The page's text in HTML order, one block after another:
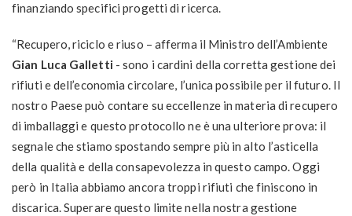
finanziando specifici progetti di ricerca.
“Recupero, riciclo e riuso – afferma il Ministro dell’Ambiente
Gian Luca Galletti - sono i cardini della corretta gestione dei
rifiuti e dell’economia circolare, l’unica possibile per il futuro. Il
nostro Paese può contare su eccellenze in materia di recupero
di imballaggi e questo protocollo ne è una ulteriore prova: il
segnale che stiamo spostando sempre più in alto l’asticella
della qualità e della consapevolezza in questo campo. Oggi
però in Italia abbiamo ancora troppi rifiuti che finiscono in
discarica. Superare questo limite nella nostra gestione